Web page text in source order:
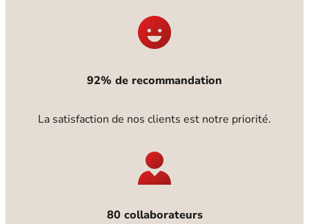
92% de recommandation
La satisfaction de nos clients est notre priorité.
80 collaborateurs